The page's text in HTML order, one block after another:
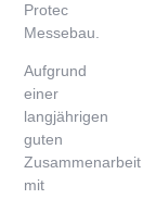
Protec
Messebau.
Aufgrund
einer
langjährigen
guten
Zusammenarbeit
mit